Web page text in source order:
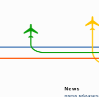
News
press releases